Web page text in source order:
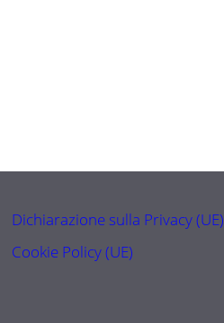
Dichiarazione sulla Privacy (UE)
Cookie Policy (UE)